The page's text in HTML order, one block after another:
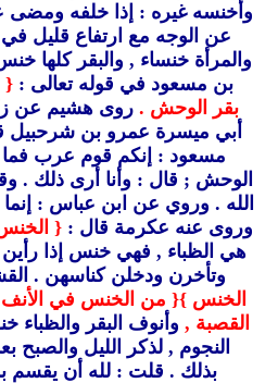
وأخنسه غيره : إذا خلفه ومضى
عن الوجه مع ارتفاع قليل في
والمرأة خنساء , والبقر كلها
بن مسعود في قوله تعالى : {
بقر الوحش . روى هشيم عن
أبي ميسرة عمرو بن شرحبيل
مسعود : إنكم قوم عرب
الوحش ; قال : وأنا أرى ذلك .
الله . وروي عن ابن عباس : إنما
وروى عنه عكرمة قال : {
هي الظباء , فهي خنس إذا
وتأخرن ودخلن كناسهن .
الخنس }{ من الخنس في الأنف ,
القصبة , وأنوف البقر والظباء
النجوم , لذكر الليل والصبح
بذلك . قلت : لله أن يقسم